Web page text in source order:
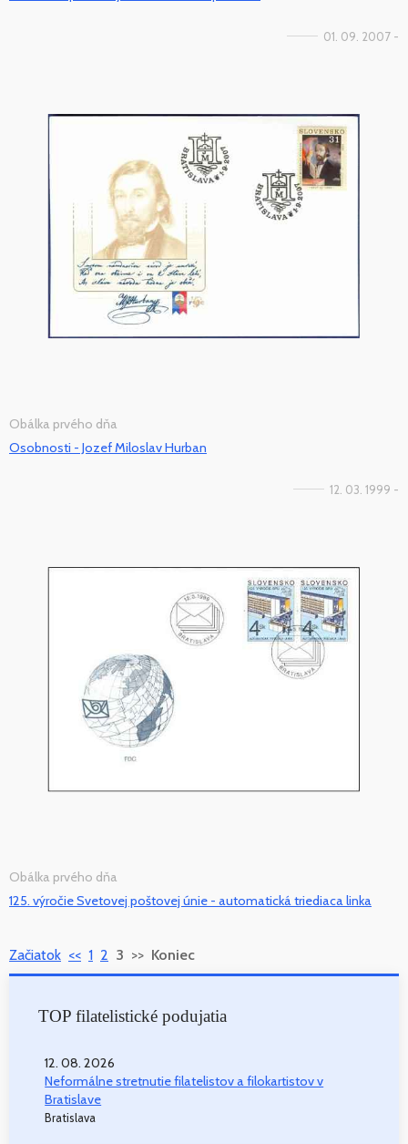
01. 09. 2007 -
Obálka prvého dňa
Osobnosti - Jozef Miloslav Hurban
12. 03. 1999 -
Obálka prvého dňa
125. výročie Svetovej poštovej únie - automatická triediaca linka
Začiatok << 1 2 3 >> Koniec
TOP filatelistické podujatia
12. 08. 2026
Neformálne stretnutie filatelistov a filokartistov v
Bratislave
Bratislava